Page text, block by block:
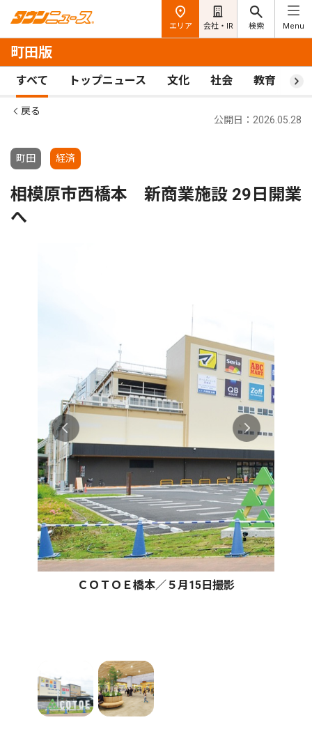
エリア 会社・IR 検索 Menu
町田版
すべて トップニュース 文化 社会 教育 ス
戻る
町田 経済
公開日：2026.05.28
相模原市西橋本 新商業施設 29日開業
へ
ＣＯＴＯＥ橋本／５月15日撮影